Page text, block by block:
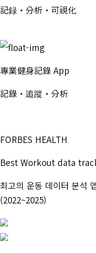
記録・分析・可視化
專業健身記錄 App
記錄・追蹤・分析
FORBES HEALTH
Best Workout data
최고의 운동 데이터 분석
(2022~2025)